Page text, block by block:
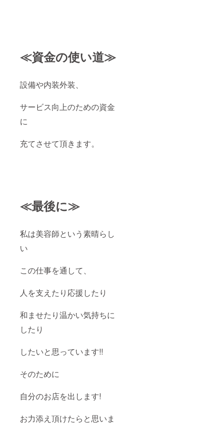
≪資金の使い道≫
設備や内装外装、
サービス向上のための資金
に
充てさせて頂きます。
≪最後に≫
私は美容師という素晴らし
い
この仕事を通して、
人を支えたり応援したり
和ませたり温かい気持ちに
したり
したいと思っています!!
そのために
自分のお店を出します!
お力添え頂けたらと思いま